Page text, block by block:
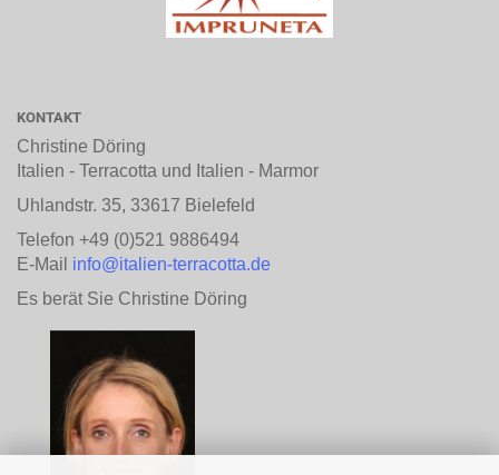
KONTAKT
Christine Döring
Italien - Terracotta und Italien - Marmor
Uhlandstr. 35, 33617 Bielefeld
Telefon +49 (0)521 9886494
E-Mail info@italien-terracotta.de
Es berät Sie Christine Döring